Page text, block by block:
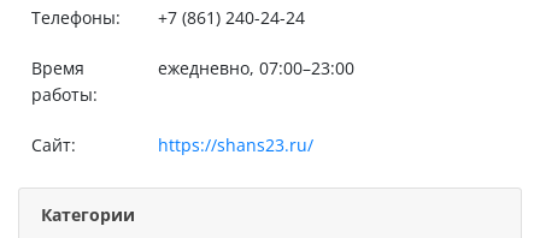
Телефоны: +7 (861) 240-24-24
Время
работы:
ежедневно, 07:00–23:00
Сайт: https://shans23.ru/
Категории